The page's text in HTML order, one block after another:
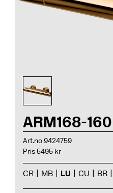
ARM168-
Art.no 9424759
Pris 5495 kr
CR MB LU CU BR